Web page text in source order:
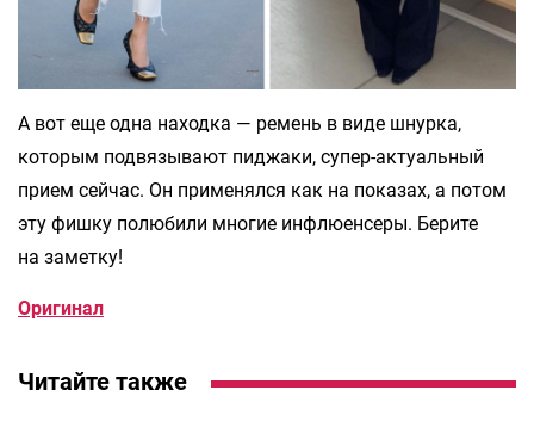
А вот еще одна находка — ремень в виде шнурка,
которым подвязывают пиджаки, супер-актуальный
прием сейчас. Он применялся как на показах, а потом
эту фишку полюбили многие инфлюенсеры. Берите
на заметку!
Оригинал
Читайте также